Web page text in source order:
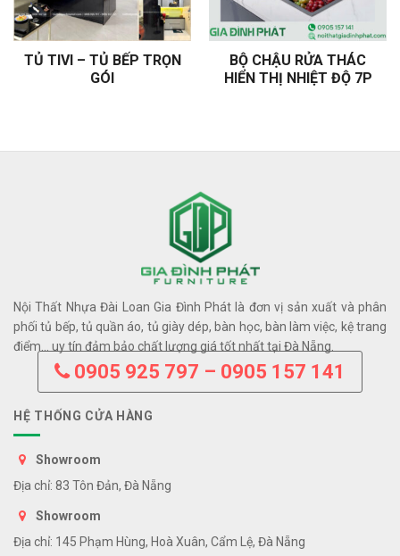
TỦ TIVI – TỦ BẾP TRỌN
GÓI
BỘ CHẬU RỬA THÁC
HIỂN THỊ NHIỆT ĐỘ 7P
Nội Thất Nhựa Đài Loan Gia Đình Phát là đơn vị sản xuất và phân
phối tủ bếp, tủ quần áo, tủ giày dép, bàn học, bàn làm việc, kệ trang
điểm… uy tín đảm bảo chất lượng giá tốt nhất tại Đà Nẵng.
0905 925 797 – 0905 157 141
HỆ THỐNG CỬA HÀNG
Showroom
Địa chỉ: 83 Tôn Đản, Đà Nẵng
Showroom
Địa chỉ: 145 Phạm Hùng, Hoà Xuân, Cẩm Lệ, Đà Nẵng